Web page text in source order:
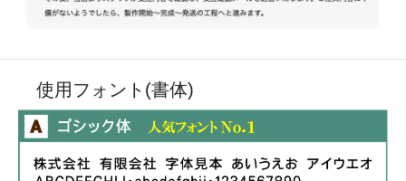
使用フォント(書体)